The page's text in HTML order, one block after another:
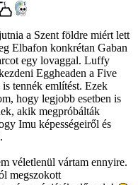
a Szent földre miért lett
Elbafon konkrétan Gaban
egy lovaggal. Luffy
Eggheaden a Five
tennék említést. Ezek
hogy legjobb esetben is
akik megpróbálták
Imu képességeiről és
véletlenül vártam ennyire.
megszokott